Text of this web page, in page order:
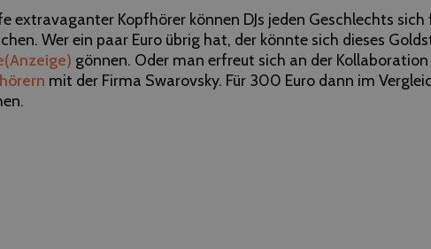
extravaganter Kopfhörer können DJs jeden Geschlechts
Wer ein paar Euro übrig hat, der könnte sich dieses
(Anzeige) gönnen. Oder man erfreut sich an der
mit der Firma Swarovsky. Für 300 Euro dann im